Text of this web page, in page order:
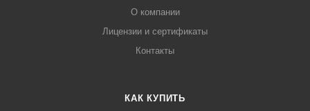
О компании
Лицензии и сертификаты
Контакты
КАК КУПИТЬ